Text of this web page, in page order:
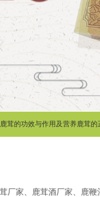
茸的功效与作用及营养鹿茸
厂家、鹿茸酒厂家、鹿鞭